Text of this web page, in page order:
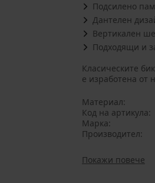
Подсилено
Дантелен
Вертикален
Подходящи и
Класическите
е изработена от
Материал
Код на артикула
Марка
Производител
Покажи повече